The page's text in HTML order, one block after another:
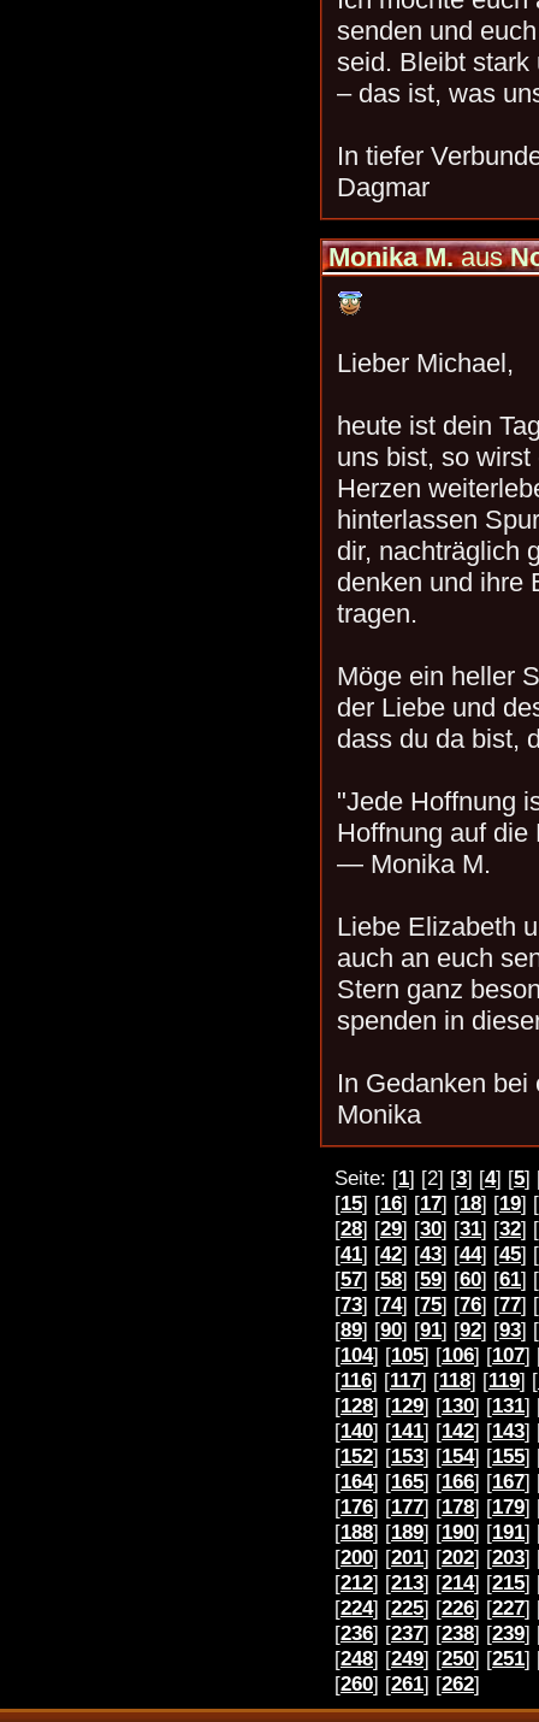
senden und
seid. Bleibt stark
– das ist, was
In tiefer
Dagmar
Monika M.aus
Lieber Michael,
heute ist dein
uns bist, so
Herzen
hinterlassen
dir, nachträglich
denken und ihre
tragen.
Möge ein heller
der Liebe und
dass du da bist,
"Jede Hoffnung
Hoffnung auf die
— Monika M.
Liebe Elizabeth
auch an euch
Stern ganz
spenden in
In Gedanken bei
Monika
Seite: [1] [2] [3] [4] [5]
[15] [16] [17] [18] [19] [
[28] [29] [30] [31] [32] [
[41] [42] [43] [44] [45] [
[57] [58] [59] [60] [61] [
[73] [74] [75] [76] [77] [
[89] [90] [91] [92] [93] [
[104] [105] [106] [107]
[116] [117] [118] [119] [
[128] [129] [130] [131]
[140] [141] [142] [143]
[152] [153] [154] [155]
[164] [165] [166] [167]
[176] [177] [178] [179]
[188] [189] [190] [191]
[200] [201] [202] [203]
[212] [213] [214] [215]
[224] [225] [226] [227]
[236] [237] [238] [239]
[248] [249] [250] [251]
[260] [261] [262]